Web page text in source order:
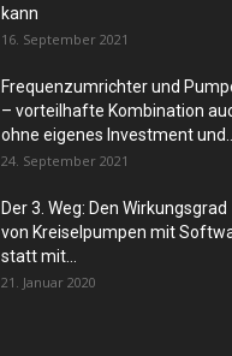
kann
16. September 2021
Frequenzumrichter und
– vorteilhafte Kombination
ohne eigenes Investment und...
24. September 2021
Der 3. Weg: Den Wirkungsgrad
von Kreiselpumpen mit
statt mit...
21. Januar 2020